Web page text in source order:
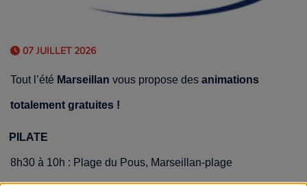
07 JUILLET 2026
Tout l’été Marseillan vous propose des animations
totalement gratuites !
PILATE
8h30 à 10h : Plage du Pous, Marseillan-plage